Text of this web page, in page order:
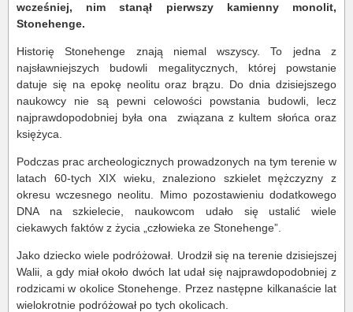
wcześniej, nim stanął pierwszy kamienny monolit,
Stonehenge.
Historię Stonehenge znają niemal wszyscy. To jedna z
najsławniejszych budowli megalitycznych, której powstanie
datuje się na epokę neolitu oraz brązu. Do dnia dzisiejszego
naukowcy nie są pewni celowości powstania budowli, lecz
najprawdopodobniej była ona związana z kultem słońca oraz
księżyca.
Podczas prac archeologicznych prowadzonych na tym terenie w
latach 60-tych XIX wieku, znaleziono szkielet mężczyzny z
okresu wczesnego neolitu. Mimo pozostawieniu dodatkowego
DNA na szkielecie, naukowcom udało się ustalić wiele
ciekawych faktów z życia „człowieka ze Stonehenge”.
Jako dziecko wiele podróżował. Urodził się na terenie dzisiejszej
Walii, a gdy miał około dwóch lat udał się najprawdopodobniej z
rodzicami w okolice Stonehenge. Przez następne kilkanaście lat
wielokrotnie podróżował po tych okolicach.